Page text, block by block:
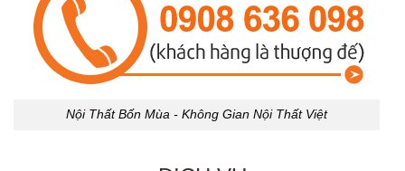
Nội Thất Bốn Mùa - Không Gian Nội Thất Việt